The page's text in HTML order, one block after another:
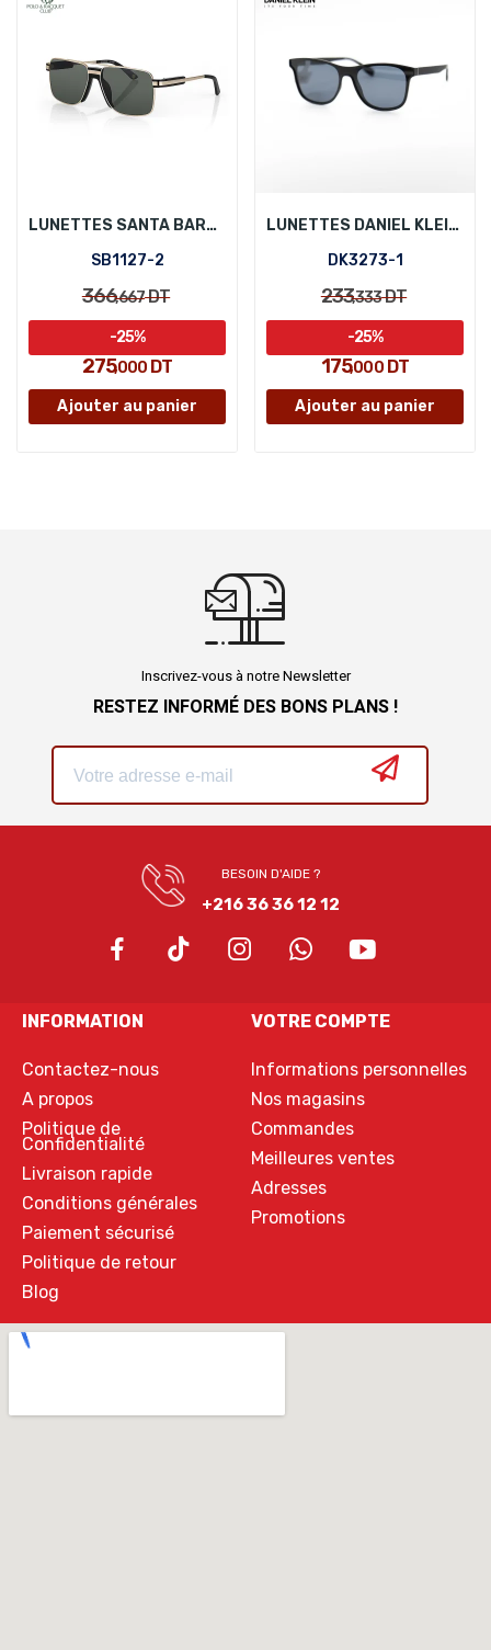
LUNETTES SANTA BARBARA POLO SB1127-2
SB1127-2
366,667DT
275,000 DT
-25%
Ajouter au panier
LUNETTES DANIEL KLEIN DK3273-1
DK3273-1
233,333DT
175,000DT
-25%
Ajouter au panier
Inscrivez-vous à notre Newsletter
RESTEZ INFORMÉ DES BONS PLANS !
BESOIN D'AIDE ?
+216 36 36 12 12
INFORMATION
Contactez-nous
A propos
Politique de
Confidentialité
Livraison rapide
Conditions générales
Paiement sécurisé
Politique de retour
Blog
VOTRE COMPTE
Informations personnelles
Nos magasins
Commandes
Meilleures ventes
Adresses
Promotions